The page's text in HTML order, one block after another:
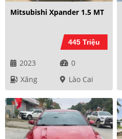
Mitsubishi Xpander 1.5 MT
445 Triệu
2023
0
Xăng
Lào Cai